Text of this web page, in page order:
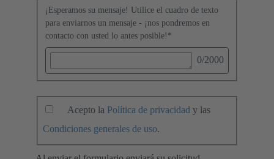
¡Esperamos su mensaje! Utilice el cuadro de texto
para enviarnos un mensaje - ¡nos pondremos en
contacto con usted lo antes posible! *
0/2000
Acepto la Política de privacidad y las
Condiciones generales de uso.